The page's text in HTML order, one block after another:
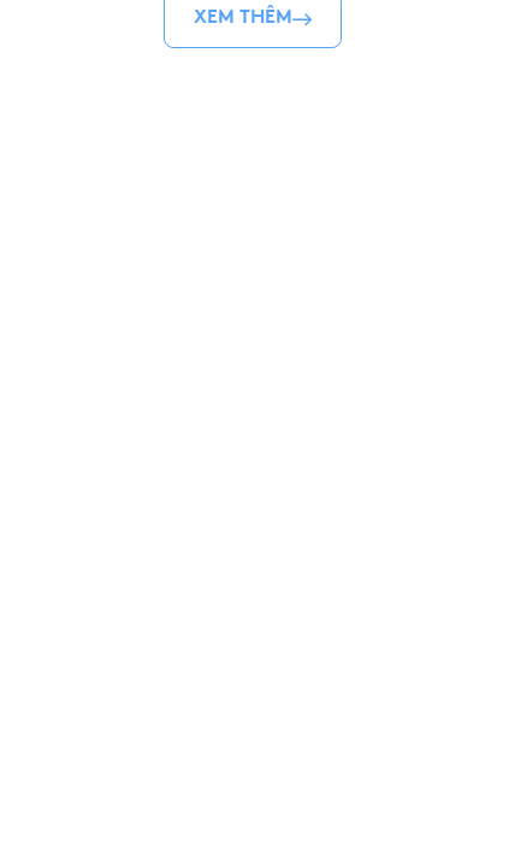
thuật, business writing và […]
XEM THÊM